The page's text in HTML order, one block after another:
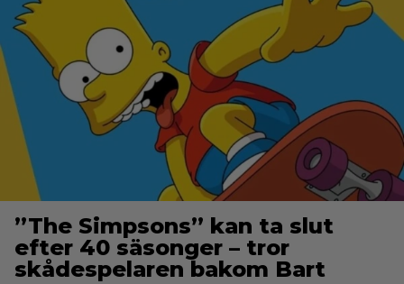
”The Simpsons” kan ta slut
efter 40 säsonger – tror
skådespelaren bakom Bart